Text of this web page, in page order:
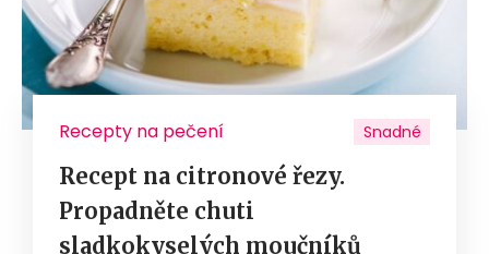
Recepty na pečení Snadné
Recept na citronové řezy.
Propadněte chuti
sladkokyselých moučníků